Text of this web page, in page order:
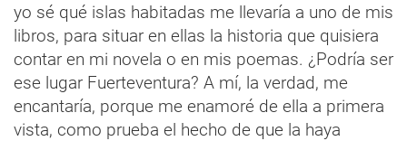
yo sé qué islas habitadas me llevaría a uno de mis
libros, para situar en ellas la historia que quisiera
contar en mi novela o en mis poemas. ¿Podría ser
ese lugar Fuerteventura? A mí, la verdad, me
encantaría, porque me enamoré de ella a primera
vista, como prueba el hecho de que la haya